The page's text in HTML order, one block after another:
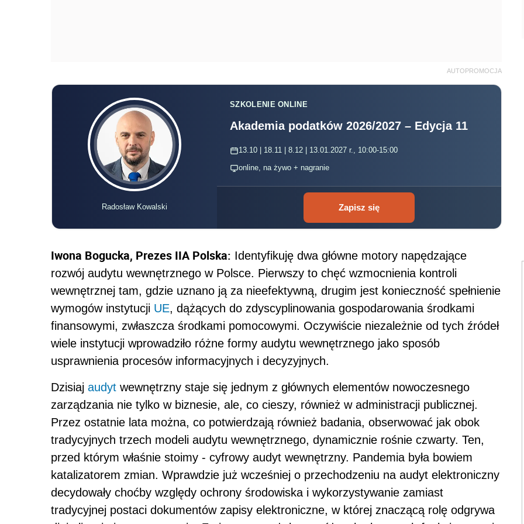
AUTOPROMOCJA
Radosław Kowalski
SZKOLENIE ONLINE
Akademia podatków 2026/2027 – Edycja 11
13.10 | 18.11 | 8.12 | 13.01.2027 r., 10:00-15:00
online, na żywo + nagranie
Zapisz się
Iwona Bogucka, Prezes IIA Polska: Identyfikuję dwa główne motory napędzające
rozwój audytu wewnętrznego w Polsce. Pierwszy to chęć wzmocnienia kontroli
wewnętrznej tam, gdzie uznano ją za nieefektywną, drugim jest konieczność spełnienie
wymogów instytucji UE, dążących do zdyscyplinowania gospodarowania środkami
finansowymi, zwłaszcza środkami pomocowymi. Oczywiście niezależnie od tych źródeł
wiele instytucji wprowadziło różne formy audytu wewnętrznego jako sposób
usprawnienia procesów informacyjnych i decyzyjnych.
Dzisiaj audyt wewnętrzny staje się jednym z głównych elementów nowoczesnego
zarządzania nie tylko w biznesie, ale, co cieszy, również w administracji publicznej.
Przez ostatnie lata można, co potwierdzają również badania, obserwować jak obok
tradycyjnych trzech modeli audytu wewnętrznego, dynamicznie rośnie czwarty. Ten,
przed którym właśnie stoimy - cyfrowy audyt wewnętrzny. Pandemia była bowiem
katalizatorem zmian. Wprawdzie już wcześniej o przechodzeniu na audyt elektroniczny
decydowały choćby względy ochrony środowiska i wykorzystywanie zamiast
tradycyjnej postaci dokumentów zapisy elektroniczne, w której znaczącą rolę odgrywa